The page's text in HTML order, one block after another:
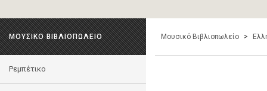
ΜΟΥΣΙΚΟ ΒΙΒΛΙΟΠΩΛΕΙΟ
Ρεμπέτικο
Μουσικό Βιβλιοπωλείο >